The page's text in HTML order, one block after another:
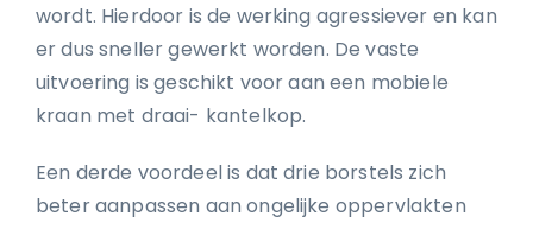
wordt. Hierdoor is de werking agressiever en kan
er dus sneller gewerkt worden. De vaste
uitvoering is geschikt voor aan een mobiele
kraan met draai- kantelkop.
Een derde voordeel is dat drie borstels zich
beter aanpassen aan ongelijke oppervlakten